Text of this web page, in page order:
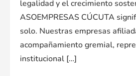
legalidad y el crecimiento
ASOEMPRESAS CÚCUTA
solo. Nuestras empresas
acompañamiento gremial,
institucional […]